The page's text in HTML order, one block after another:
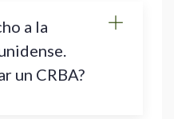
a la
un CRBA?